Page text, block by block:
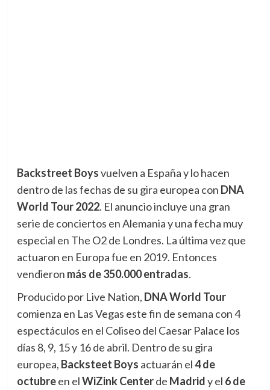
Backstreet Boysvuelven a España y lo hacen
dentro de las fechas de su gira europea con DNA
World Tour 2022. El anuncio incluye una gran
serie de conciertos en Alemania y una fecha muy
especial en The O2 de Londres. La última vez que
actuaron en Europa fue en 2019. Entonces
vendieron más de 350.000 entradas.
Producido por Live Nation, DNA World Tour
comienza en Las Vegas este fin de semana con 4
espectáculos en el Coliseo del Caesar Palace los
días 8, 9, 15 y 16 de abril. Dentro de su gira
europea, Backsteet Boys actuarán el4 de
octubreen elWiZink Centerde Madridy el 6 de